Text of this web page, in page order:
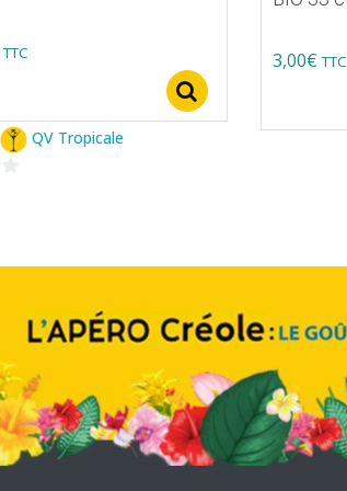
TTC
QV Tropicale
3,00€ TTC